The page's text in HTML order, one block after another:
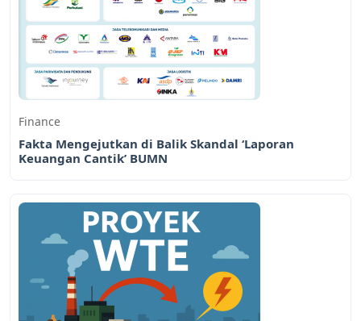
Finance
Fakta Mengejutkan di Balik Skandal ‘Laporan
Keuangan Cantik’ BUMN